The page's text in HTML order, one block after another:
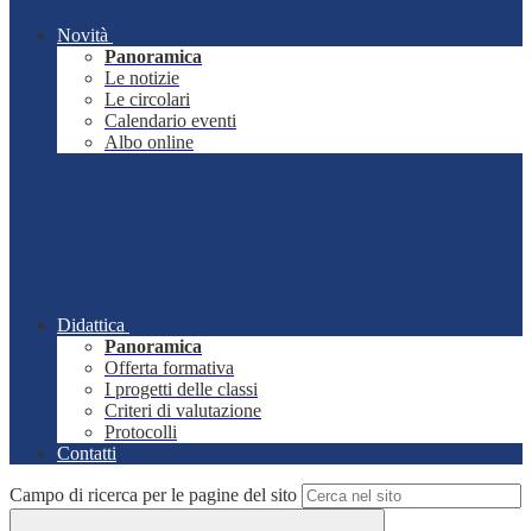
Novità
Panoramica
Le notizie
Le circolari
Calendario eventi
Albo online
Didattica
Panoramica
Offerta formativa
I progetti delle classi
Criteri di valutazione
Protocolli
Contatti
Campo di ricerca per le pagine del sito